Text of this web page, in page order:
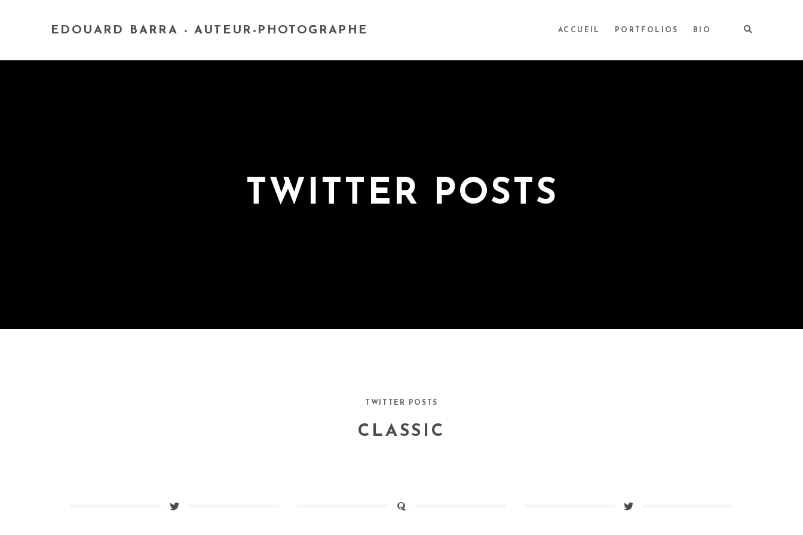
EDOUARD BARRA - AUTEUR-PHOTOGRAPHE ACCUEIL PORTFOLIOS BIO
TWITTER POSTS
TWITTER POSTS
CLASSIC